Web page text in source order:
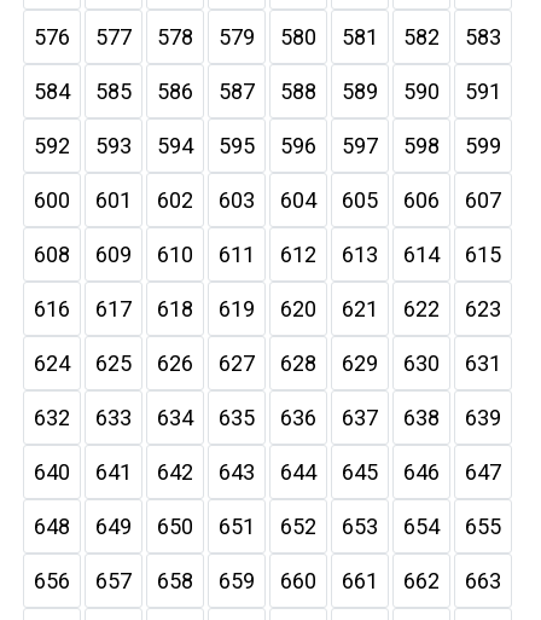
576 577 578 579 580 581 582 583
584 585 586 587 588 589 590 591
592 593 594 595 596 597 598 599
600 601 602 603 604 605 606 607
608 609 610 611 612 613 614 615
616 617 618 619 620 621 622 623
624 625 626 627 628 629 630 631
632 633 634 635 636 637 638 639
640 641 642 643 644 645 646 647
648 649 650 651 652 653 654 655
656 657 658 659 660 661 662 663